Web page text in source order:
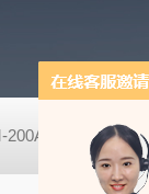
200A微动摩擦磨损